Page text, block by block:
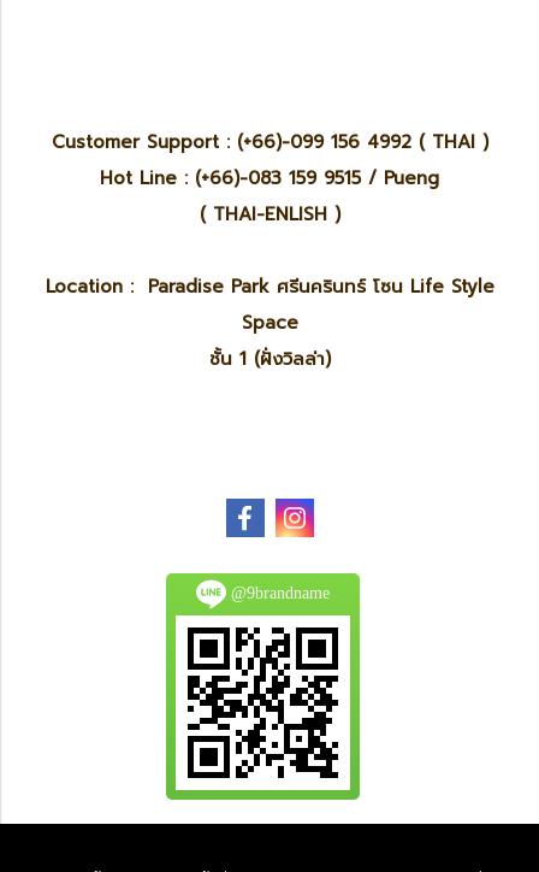
Customer Support : (+66)-099 156 4992 ( THAI )
Hot Line : (+66)-083 159 9515 / Pueng
( THAI-ENLISH )
Location : Paradise Park ศรีนครินทร์ โซน Life Style
Space
ชั้น 1 (ฝั่งวิลล่า)
@9brandname